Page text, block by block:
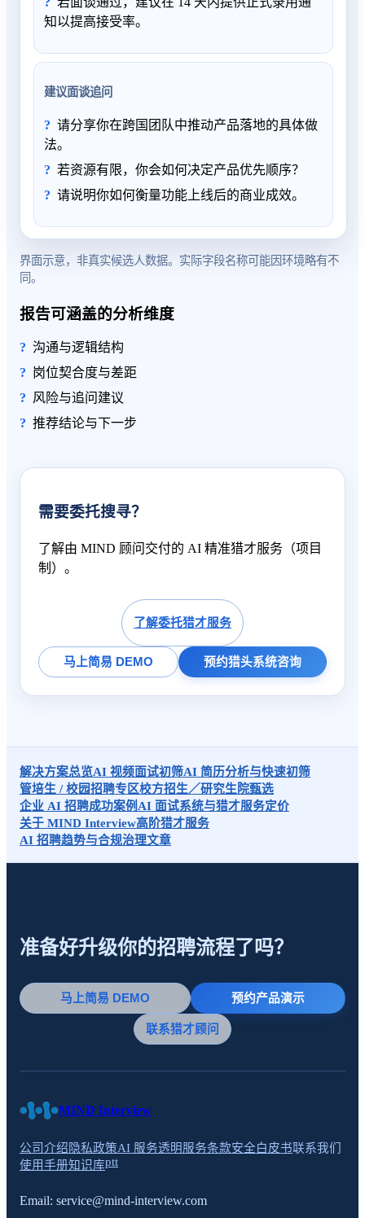
知以提高接受率。
建议面谈追问
请分享你在跨国团队中推动产品落地的具体做
法。
若资源有限，你会如何决定产品优先顺序？
请说明你如何衡量功能上线后的商业成效。
界面示意，非真实候选人数据。实际字段名称可能因环境略有不
同。
报告可涵盖的分析维度
沟通与逻辑结构
岗位契合度与差距
风险与追问建议
推荐结论与下一步
需要委托搜寻？
了解由 MIND 顾问交付的 AI 精准猎才服务（项目
制）。
了解委托猎才服务
马上简易 DEMO 预约猎头系统咨询
解决方案总览AI 视频面试初筛AI 简历分析与快速初筛
管培生 / 校园招聘专区校方招生／研究生院甄选
企业 AI 招聘成功案例 AI 面试系统与猎才服务定价
关于 MIND Interview高阶猎才服务
AI 招聘趋势与合规治理文章
准备好升级你的招聘流程了吗？
马上简易 DEMO 预约产品演示
联系猎才顾问
MIND Interview
公司介绍隐私政策AI 服务透明服务条款安全白皮书联系我们
使用手册知识库ptt
Email: service@mind-interview.com